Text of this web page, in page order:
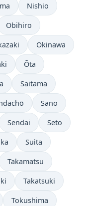
Nishio
Obihiro
Okinawa
Ōta
Saitama
Sano
Sendai Seto
Suita
Takamatsu
Takatsuki
Tokushima